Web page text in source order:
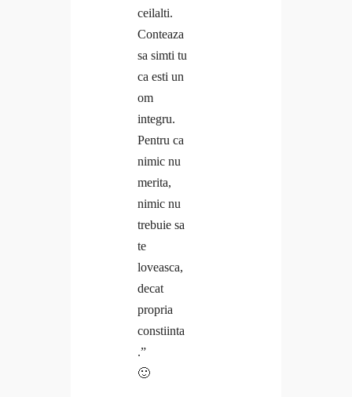
ceilalti.
Conteaza
sa simti tu
ca esti un
om
integru.
Pentru ca
nimic nu
merita,
nimic nu
trebuie sa
te
loveasca,
decat
propria
constiinta
.”
🙂